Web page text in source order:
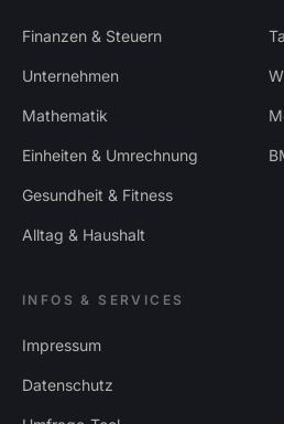
Finanzen & Steuern
Unternehmen
Mathematik
Einheiten & Umrechnung
Gesundheit & Fitness
Alltag & Haushalt
INFOS & SERVICES
Impressum
Datenschutz